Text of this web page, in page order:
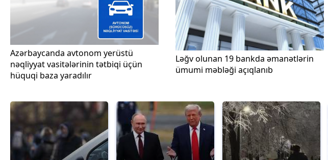
Azərbaycanda avtonom yerüstü
nəqliyyat vasitələrinin tətbiqi üçün
hüquqi baza yaradılır
Ləğv olunan 19 bankda əmanətlərin
ümumi məbləği açıqlanıb